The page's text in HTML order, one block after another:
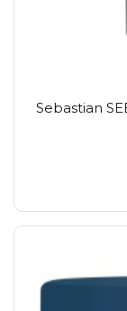
Sebastian